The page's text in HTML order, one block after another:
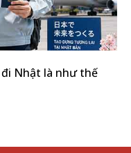
Nhật là như thế